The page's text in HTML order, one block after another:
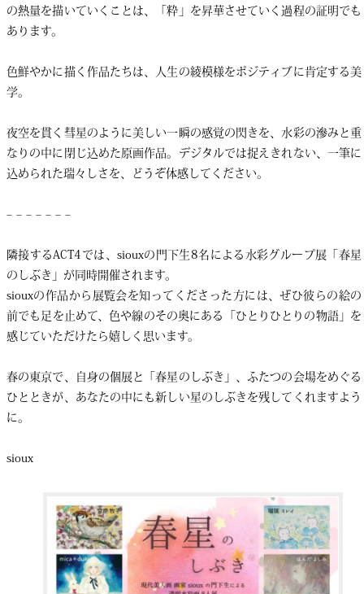
の熱量を描いていくことは、「粋」を昇華させていく過程の証明でも
あります。
色鮮やかに描く作品たちは、人生の綾模様をポジティブに肯定する美
学。
夜空を貫く彗星のように美しい一瞬の感覚の閃きを、水彩の滲みと重
なりの中に閉じ込めた原画作品。デジタルでは捉えきれない、一筆に
込められた瑞々しさを、どうぞ体感してください。
– – – – – – –
隣接するACT4では、siouxの門下生8名による水彩グループ展「春星
のしぶき」が同時開催されます。
siouxの作品から展覧会を知ってくださった方には、ぜひ彼らの絵の
前でも足を止めて、色や線のその奥にある「ひとりひとりの物語」を
感じていただけたら嬉しく思います。
春の東京で、自身の個展と「春星のしぶき」、ふたつの会場をめぐる
ひとときが、あなたの中にも新しい星のしぶきを残してくれますよう
に。
sioux